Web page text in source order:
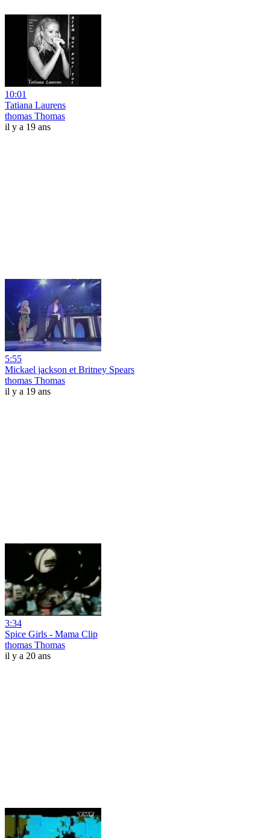
10:01
Tatiana Laurens
thomas Thomas
il y a 19 ans
5:55
Mickael jackson et Britney Spears
thomas Thomas
il y a 19 ans
3:34
Spice Girls - Mama Clip
thomas Thomas
il y a 20 ans